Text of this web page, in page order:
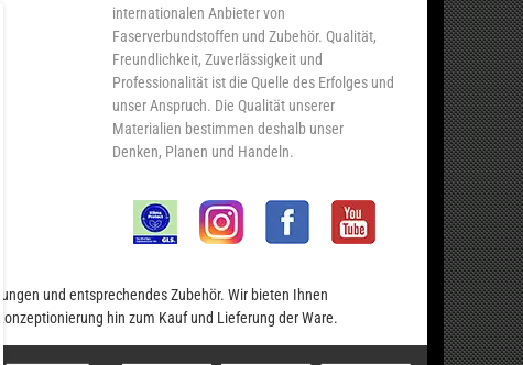
internationalen Anbieter von
Faserverbundstoffen und Zubehör. Qualität,
Freundlichkeit, Zuverlässigkeit und
Professionalität ist die Quelle des Erfolges und
unser Anspruch. Die Qualität unserer
Materialien bestimmen deshalb unser
Denken, Planen und Handeln.
und entsprechendes Zubehör. Wir bieten Ihnen
hin zum Kauf und Lieferung der Ware.